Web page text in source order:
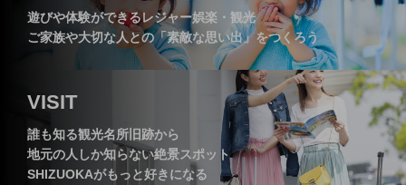
～】
レストラン【まつぼっくり】
遊びや体験ができるレジャー娯楽・観光
ご家族や大切な人との「素敵な思い出」をつくろう
VISIT
誰も知る観光名所旧跡から
地元の人しか知らない絶景スポット
SHIZUOKAがもっと好きになる